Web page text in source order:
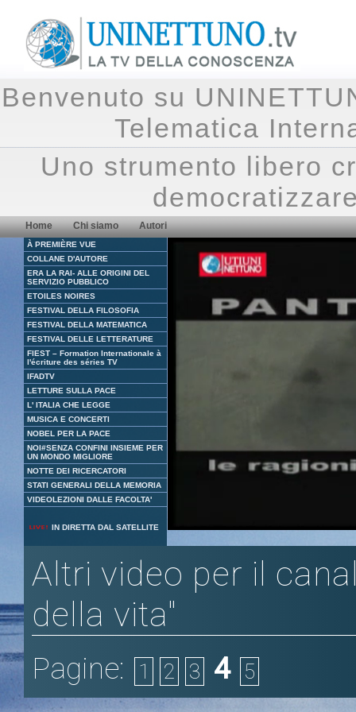
Benvenuto su
Telematica
Uno strumento libero
Home Chi siamo Autori
À PREMIÈRE VUE
COLLANE D'AUTORE
ERA LA RAI- ALLE ORIGINI DEL
SERVIZIO PUBBLICO
ETOILES NOIRES
FESTIVAL DELLA FILOSOFIA
FESTIVAL DELLA MATEMATICA
FESTIVAL DELLE LETTERATURE
FIEST – Formation Internationale à
l'écriture des séries TV
IFADTV
LETTURE SULLA PACE
L' ITALIA CHE LEGGE
MUSICA E CONCERTI
NOBEL PER LA PACE
NOI#SENZA CONFINI INSIEME PER
UN MONDO MIGLIORE
NOTTE DEI RICERCATORI
STATI GENERALI DELLA MEMORIA
VIDEOLEZIONI DALLE FACOLTA'
IN DIRETTA DAL SATELLITE
3.27%
Altri video per il
della vita"
Pagine: 1 2 3 4 5